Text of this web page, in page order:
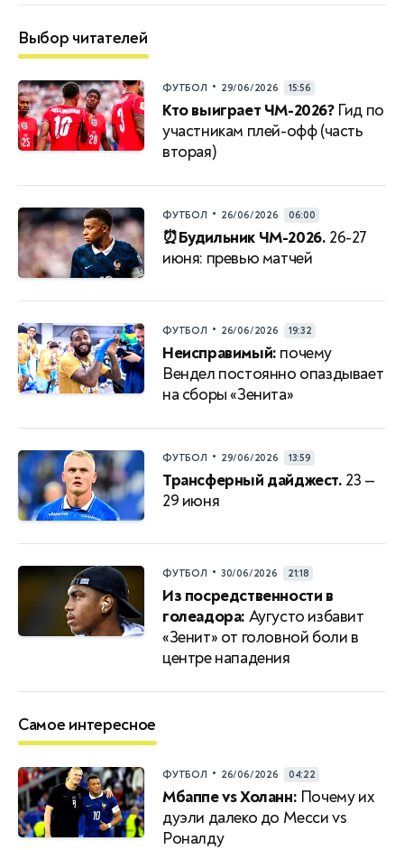
Выбор читателей
ФУТБОЛ • 29/06/2026 15:56
Кто выиграет ЧМ-2026?Гид по
участникам плей-офф (часть
вторая)
ФУТБОЛ • 26/06/2026 06:00
⏰Будильник ЧМ-2026. 26-27
июня: превью матчей
ФУТБОЛ • 26/06/2026 19:32
Неисправимый: почему
Вендел постоянно опаздывает
на сборы «Зенита»
ФУТБОЛ • 29/06/2026 13:59
Трансферный дайджест. 23 —
29 июня
ФУТБОЛ • 30/06/2026 21:18
Из посредственности в
голеадора: Аугусто избавит
«Зенит» от головной боли в
центре нападения
Самое интересное
ФУТБОЛ • 26/06/2026 04:22
Мбаппе vs Холанн: Почему их
дуэли далеко до Месси vs
Роналду